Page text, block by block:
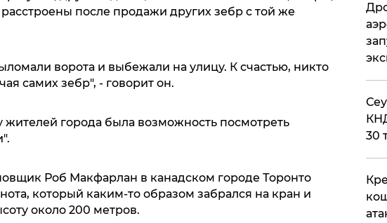
после продажи других зебр с той же
ворота и выбежали на улицу. К счастью, никто
самих зебр", - говорит он.
жителей города была возможность посмотреть
Роб Макфарлан в канадском городе Торонто
который каким-то образом забрался на кран и
около 200 метров.
30